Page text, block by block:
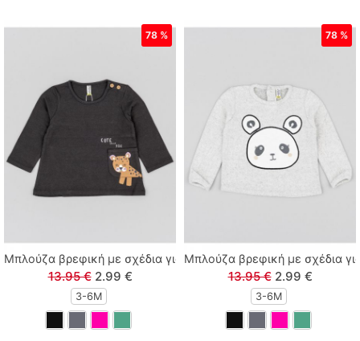
Μπλούζα βρεφική με σχέδια για κορίτσι μαύρο
13.95 € 2.99 €
3-6M
78 %
Μπλούζα βρεφική με σχέδια για
13.95 € 2.99 €
3-6M
78 %